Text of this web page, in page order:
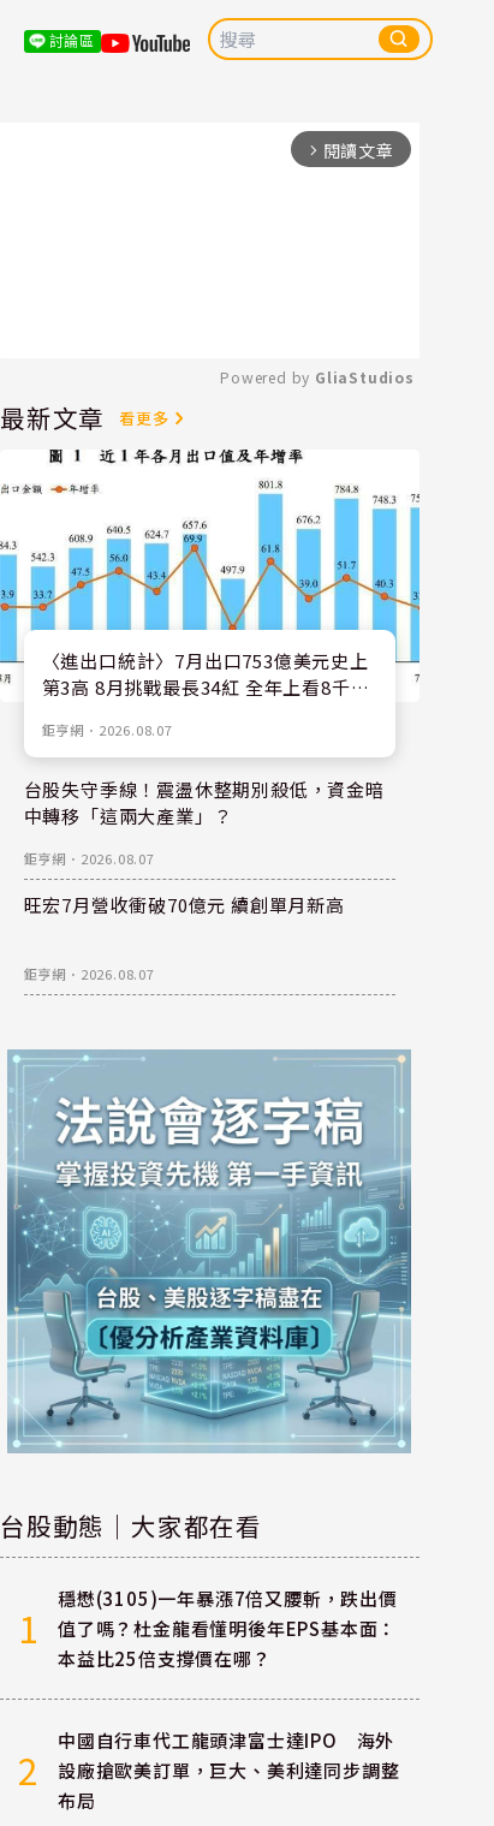
討論區
arrow_forward_ios 閱讀文章
Powered by GliaStudios
最新文章 看更多
〈進出口統計〉7月出口753億美元史上
第3高 8月挑戰最長34紅 全年上看8千億
鉅亨網 ． 2026.08.07
台股失守季線！震盪休整期別殺低，資金暗
中轉移「這兩大產業」？
鉅亨網 ． 2026.08.07
旺宏7月營收衝破70億元 續創單月新高
鉅亨網 ． 2026.08.07
台股動態｜大家都在看
1
穩懋(3105)一年暴漲7倍又腰斬，跌出價
值了嗎？杜金龍看懂明後年EPS基本面：
本益比25倍支撐價在哪？
2
中國自行車代工龍頭津富士達IPO 海外
設廠搶歐美訂單，巨大、美利達同步調整
布局